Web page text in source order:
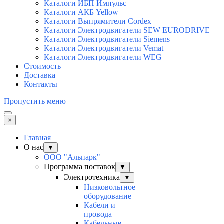
Каталоги ИБП Импульс
Каталоги АКБ Yellow
Каталоги Выпрямители Cordex
Каталоги Электродвигатели SEW EURODRIVE
Каталоги Электродвигатели Siemens
Каталоги Электродвигатели Vemat
Каталоги Электродвигатели WEG
Стоимость
Доставка
Контакты
Пропустить меню
×
Главная
О нас
▼
ООО "Альпарк"
Программа поставок
▼
Электротехника ▼
Низковольтное
оборудование
Кабели и
провода